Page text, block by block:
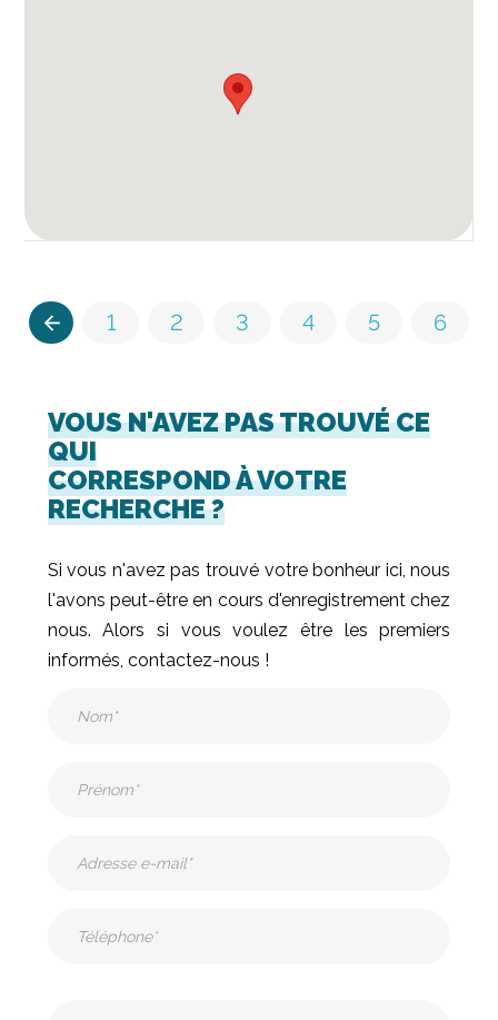
Navigation
among
<< 1 2 3 4 5 6
VOUS N'AVEZ PAS TROUVÉ CE
QUI
CORRESPOND À VOTRE
RECHERCHE ?
Si vous n'avez pas trouvé votre bonheur ici, nous
l'avons peut-être en cours d'enregistrement chez
nous. Alors si vous voulez être les premiers
informés, contactez-nous !
(Nécessaire)
(Nécessaire)
(Nécessaire)